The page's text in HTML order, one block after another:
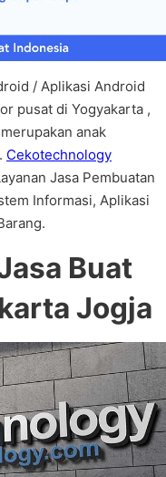
/ Aplikasi Android
pusat di Yogyakarta ,
anak
. Cekotechnology
Jasa Pembuatan
Informasi, Aplikasi
Buat
Jogja